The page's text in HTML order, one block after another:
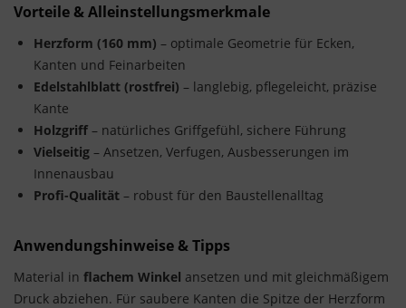
Vorteile & Alleinstellungsmerkmale
Herzform (160 mm) – optimale Geometrie für Ecken,
Kanten und Feinarbeiten
Edelstahlblatt (rostfrei) – langlebig, pflegeleicht, präzise
Kante
Holzgriff – natürliches Griffgefühl, sichere Führung
Vielseitig – Ansetzen, Verfugen, Ausbesserungen im
Innenausbau
Profi-Qualität – robust für den Baustellenalltag
Anwendungshinweise & Tipps
Material in flachem Winkel ansetzen und mit gleichmäßigem
Druck abziehen. Für saubere Kanten die Spitze der Herzform